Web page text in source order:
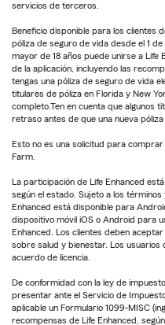
servicios de terceros.
Beneficio disponible para los clientes
póliza de seguro de vida desde el 1
mayor de 18 años puede unirse a Life
de la aplicación, incluyendo las
tengas una póliza de seguro de vida
titulares de póliza en Florida y New
completo.Ten en cuenta que algunos
retraso antes de que una nueva
Esto no es una solicitud para
Farm.
La participación de Life Enhanced
según el estado. Sujeto a los
Enhanced está disponible para
dispositivo móvil iOS o Android para
Enhanced. Los clientes deben
sobre salud y bienestar. Los usuarios
acuerdo de licencia.
De conformidad con la ley de
presentar ante el Servicio de
aplicable un Formulario 1099-MISC
recompensas de Life Enhanced,